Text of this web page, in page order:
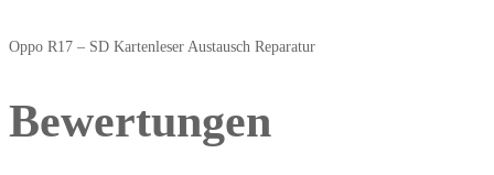
Oppo R17 – SD Kartenleser Austausch Reparatur
Bewertungen